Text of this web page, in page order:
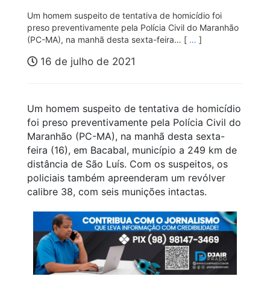
Um homem suspeito de tentativa de homicídio foi
preso preventivamente pela Polícia Civil do Maranhão
(PC-MA), na manhã desta sexta-feira… [ … ]
16 de julho de 2021
Um homem suspeito de tentativa de homicídio
foi preso preventivamente pela Polícia Civil do
Maranhão (PC-MA), na manhã desta sexta-
feira (16), em Bacabal, município a 249 km de
distância de São Luís. Com os suspeitos, os
policiais também apreenderam um revólver
calibre 38, com seis munições intactas.